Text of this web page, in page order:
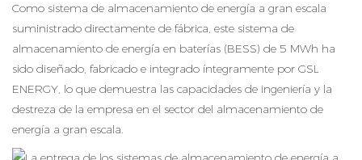
Como sistema de almacenamiento de energía a gran escala
suministrado directamente de fábrica, este sistema de
almacenamiento de energía en baterías (BESS) de 5 MWh ha
sido diseñado, fabricado e integrado íntegramente por GSL
ENERGY, lo que demuestra las capacidades de ingeniería y la
destreza de la empresa en el sector del almacenamiento de
energía a gran escala.